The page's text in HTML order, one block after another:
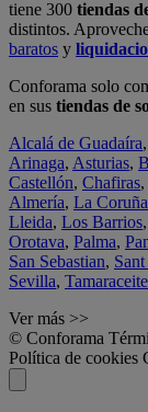
tiene 300 tiendas
distintos.
baratos y
Conforama solo
en sus tiendas de
Alcalá de Guadaíra,
Arinaga, Asturias,
Castellón, Chafiras,
Almería, La Coruña
Lleida, Los Barrios,
Orotava, Palma,
San Sebastian,
Sevilla, Tamaraceite
Ver más >>
© Conforama
Política de cookies